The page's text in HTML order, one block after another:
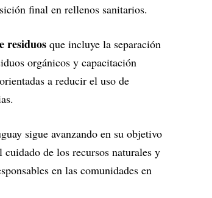
final en rellenos sanitarios.
residuos que incluye la separación
orgánicos y capacitación
a reducir el uso de
sigue avanzando en su objetivo
de los recursos naturales y
en las comunidades en